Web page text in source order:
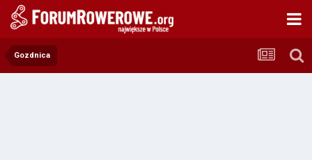
Gozdnica